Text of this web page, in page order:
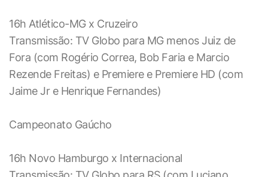
16h Atlético-MG x Cruzeiro
Transmissão: TV Globo para MG menos Juiz de
Fora (com Rogério Correa, Bob Faria e Marcio
Rezende Freitas) e Premiere e Premiere HD (com
Jaime Jr e Henrique Fernandes)
Campeonato Gaúcho
16h Novo Hamburgo x Internacional